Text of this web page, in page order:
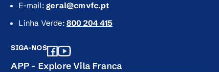
E-mail: geral@cmvfc.pt
Linha Verde:800 204 415
SIGA-NOS
APP - Explore Vila Franca